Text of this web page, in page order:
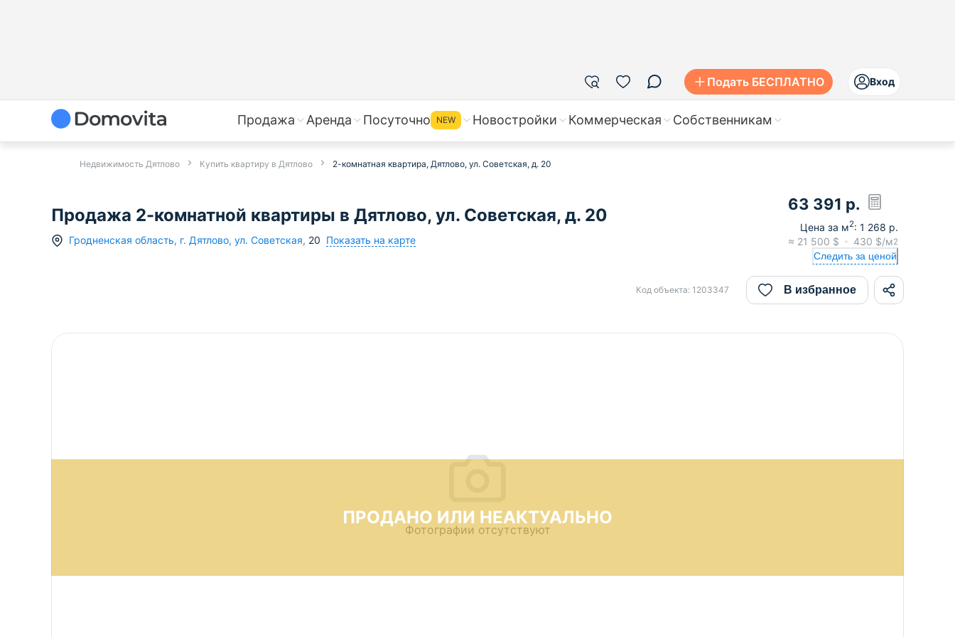
Подать БЕСПЛАТНО Вход
Продажа Аренда Посуточно NEW Новостройки Коммерческая Собственникам
Недвижимость Дятлово Купить квартиру в Дятлово 2-комнатная квартира, Дятлово, ул. Советская, д. 20
Продажа 2-комнатной квартиры в Дятлово, ул. Советская, д. 20
Гродненская область, г. Дятлово, ул. Советская, 20 Показать на карте
63 391 р.
Цена за м2: 1 268 р.
≈ 21 500 $ 430 $/м2
Следить за ценой
Код объекта: 1203347 В избранное
ПРОДАНО ИЛИ НЕАКТУАЛЬНО
Фотографии отсутствуют